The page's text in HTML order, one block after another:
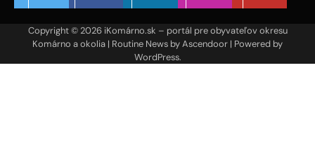
Copyright © 2026 iKomárno.sk – portál pre obyvateľov okresu
Komárno a okolia | Routine News byAscendoor | Powered by
WordPress.